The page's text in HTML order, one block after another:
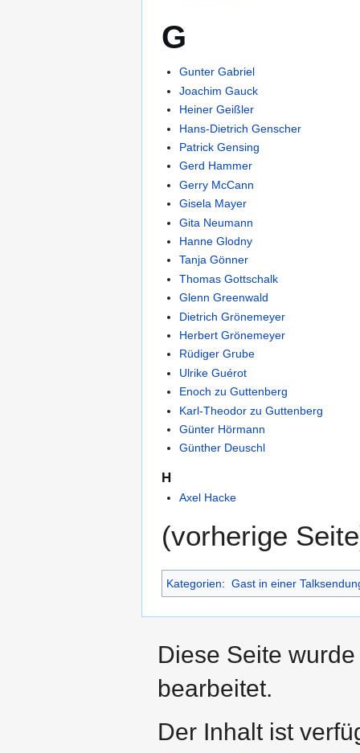
G
Gunter Gabriel
Joachim Gauck
Heiner Geißler
Hans-Dietrich Genscher
Patrick Gensing
Gerd Hammer
Gerry McCann
Gisela Mayer
Gita Neumann
Hanne Glodny
Tanja Gönner
Thomas Gottschalk
Glenn Greenwald
Dietrich Grönemeyer
Herbert Grönemeyer
Rüdiger Grube
Ulrike Guérot
Enoch zu Guttenberg
Karl-Theodor zu Guttenberg
Günter Hörmann
Günther Deuschl
H
Axel Hacke
(vorherige
Kategorien: Gast in einer
Diese Seite
bearbeitet.
Der Inhalt ist